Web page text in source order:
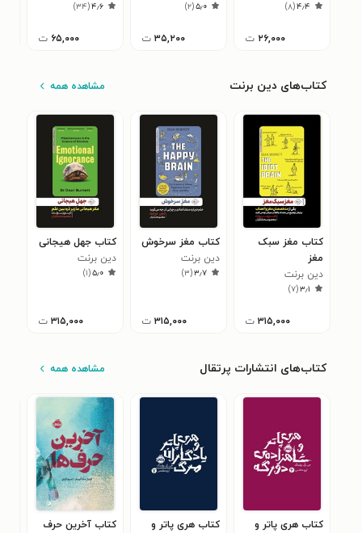
۴٫۴(۸)
۲۶,۰۰۰ ت
۵٫۰(۲)
۳۵,۲۰۰ ت
۴٫۶(۳۴)
۶۵,۰۰۰ ت
کتاب‌های دین برنت مشاهده همه
کتاب مغز سبک
مغز
دین برنت
۳٫۱(۷)
۳۱۵,۰۰۰ ت
کتاب مغز سرخوش
دین برنت
۳٫۷(۳)
۳۱۵,۰۰۰ ت
کتاب جهل هیجانی
دین برنت
۵٫۰(۱)
۳۱۵,۰۰۰ ت
کتاب‌های انتشارات پرتقال مشاهده همه
کتاب هری پاتر و
کتاب هری پاتر و
کتاب آخرین حرف